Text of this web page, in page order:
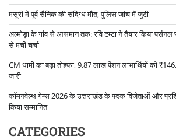
मसूरी में पूर्व सैनिक की संदिग्ध मौत, पुलिस जांच में जुटी
अल्मोड़ा के गांव से आसमान तक: रवि टम्टा ने तैयार किया
से मची चर्चा
CM धामी का बड़ा तोहफा, 9.87 लाख पेंशन लाभार्थियों को
जारी
कॉमनवेल्थ गेम्स 2026 के उत्तराखंड के पदक विजेताओं और
किया सम्मानित
CATEGORIES